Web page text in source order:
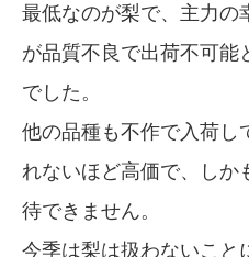
最低なのが梨で、主力の
が品質不良で出荷不可能
でした。
他の品種も不作で入荷し
れないほど高価で、しか
待できません。
今季は梨は扱わないこと